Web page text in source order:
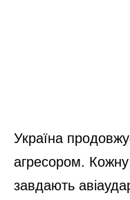
Україна
агресором. Кожну
завдають